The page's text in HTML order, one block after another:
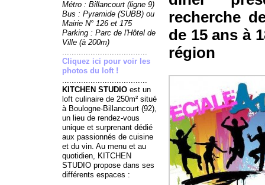
Métro : Billancourt (ligne 9)
Bus : Pyramide (SUBB) ou
Mairie N° 126 et 175
Parking : Parc de l'Hôtel de
Ville (à 200m)
....................................
Cliquez ici pour voir les
photos du loft !
....................................
KITCHEN STUDIO est un
loft culinaire de 250m² situé
à Boulogne-Billancourt (92),
un lieu de rendez-vous
unique et surprenant dédié
aux passionnés de cuisine
et du vin. Au menu et au
quotidien, KITCHEN
STUDIO propose dans ses
différents espaces :
recherche
de 15 ans à
région